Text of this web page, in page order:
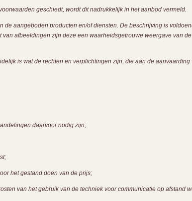
geschiedt, wordt dit nadrukkelijk in het aanbod vermeld.
aangeboden producten en/of diensten. De beschrijving is
afbeeldingen zijn deze een waarheidsgetrouwe weergave van
is wat de rechten en verplichtingen zijn, die aan de
daarvoor nodig zijn;
het gestand doen van de prijs;
van het gebruik van de techniek voor communicatie op afstand